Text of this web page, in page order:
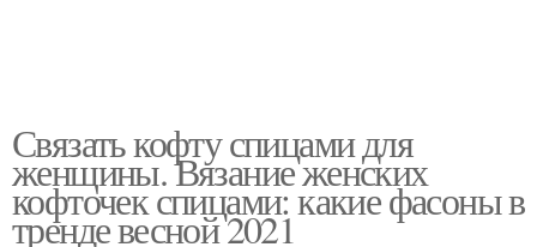
Связать кофту спицами для
женщины. Вязание женских
кофточек спицами: какие фасоны в
тренде весной 2021